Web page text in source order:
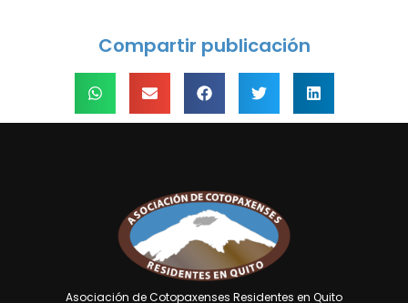
Compartir publicación
Asociación de Cotopaxenses Residentes en Quito